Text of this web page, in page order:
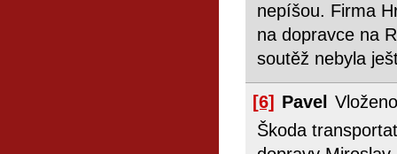
nepíšou. Firma
na dopravce na
soutěž nebyla
[6] Pavel
Škoda